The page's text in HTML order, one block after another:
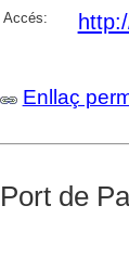
Accés:
Enllaç
Port de